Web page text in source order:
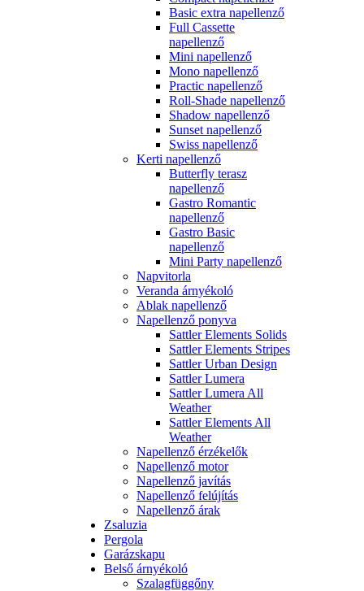
Basic extra napellenző
Full Cassette
napellenző
Mini napellenző
Mono napellenző
Practic napellenző
Roll-Shade napellenző
Shadow napellenző
Sunset napellenző
Swiss napellenző
Kerti napellenző
Butterfly terasz
napellenző
Gastro Romantic
napellenző
Gastro Basic
napellenző
Mini Party napellenző
Napvitorla
Veranda árnyékoló
Ablak napellenző
Napellenző ponyva
Sattler Elements Solids
Sattler Elements Stripes
Sattler Urban Design
Sattler Lumera
Sattler Lumera All
Weather
Sattler Elements All
Weather
Napellenző érzékelők
Napellenző motor
Napellenző javítás
Napellenző felújítás
Napellenző árak
Zsaluzia
Pergola
Garázskapu
Belső árnyékoló
Szalagfüggőny